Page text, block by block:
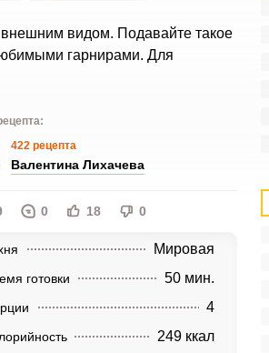
внешним видом. Подавайте такое
гарнирами. Для
422 рецепта
Валентина Лихачева
0 18 0
Мировая
готовки 50 мин.
4
249 ккал